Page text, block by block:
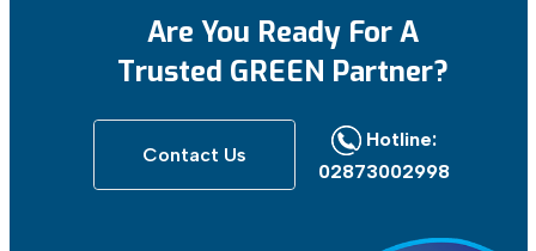
Are You Ready ForA
Trusted GREEN Partner?
Contact Us
Hotline:
02873002998